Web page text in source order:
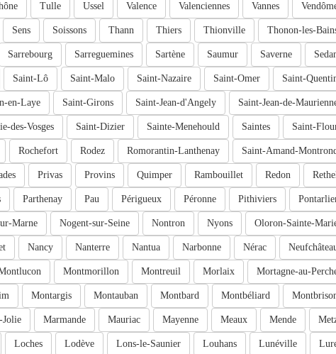
Vannes
Valenciennes
Valence
Ussel
Tulle
Thonon-les-
Thionville
Thiers
Thann
Soissons
Sens
Saverne
Saumur
Sartène
Sarreguemines
Sarrebourg
Saint-
Saint-Omer
Saint-Nazaire
Saint-Malo
Saint-Lô
Saint-Jean-de-
Saint-Jean-d'Angely
Saint-Girons
en-Laye
Saint-
Saintes
Sainte-Menehould
Saint-Dizier
des-Vosges
Saint-Amand-
Romorantin-Lanthenay
Rodez
Rochefort
Redon
Rambouillet
Quimper
Provins
Privas
Pithiviers
Péronne
Périgueux
Pau
Parthenay
Oloron-Sainte-
Nyons
Nontron
Nogent-sur-Seine
Marne
Nérac
Narbonne
Nantua
Nanterre
Nancy
Mortagne-au-
Morlaix
Montreuil
Montmorillon
Montbéliard
Montbard
Montauban
Montargis
Mende
Meaux
Mayenne
Mauriac
Marmande
Jolie
Lunéville
Louhans
Lons-le-Saunier
Lodève
Loches